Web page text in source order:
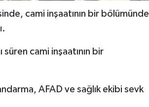
cami inşaatının bir bölümünde
süren cami inşaatının bir
AFAD ve sağlık ekibi sevk